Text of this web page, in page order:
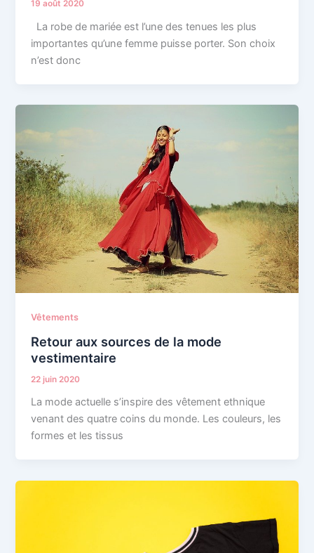
19 août 2020
La robe de mariée est l’une des tenues les plus
importantes qu’une femme puisse porter. Son choix
n’est donc
Vêtements
Retour aux sources de la mode
vestimentaire
22 juin 2020
La mode actuelle s’inspire des vêtement ethnique
venant des quatre coins du monde. Les couleurs, les
formes et les tissus